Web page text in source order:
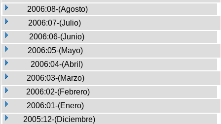
2006:08-(Agosto)
2006:07-(Julio)
2006:06-(Junio)
2006:05-(Mayo)
2006:04-(Abril)
2006:03-(Marzo)
2006:02-(Febrero)
2006:01-(Enero)
2005:12-(Diciembre)